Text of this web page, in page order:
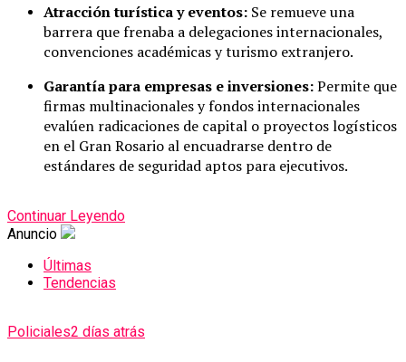
Atracción turística y eventos: Se remueve una
barrera que frenaba a delegaciones internacionales,
convenciones académicas y turismo extranjero.
Garantía para empresas e inversiones:Permite que
firmas multinacionales y fondos internacionales
evalúen radicaciones de capital o proyectos logísticos
en el Gran Rosario al encuadrarse dentro de
estándares de seguridad aptos para ejecutivos.
Continuar Leyendo
Anuncio
Últimas
Tendencias
Policiales2 días atrás